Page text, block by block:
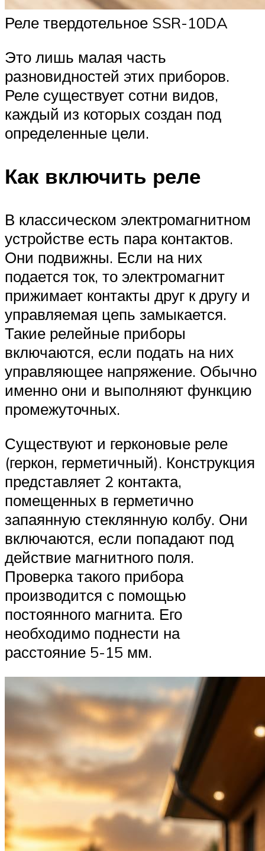
Реле твердотельное SSR-10DA
Это лишь малая часть
разновидностей этих приборов.
Реле существует сотни видов,
каждый из которых создан под
определенные цели.
Как включить реле
В классическом электромагнитном
устройстве есть пара контактов.
Они подвижны. Если на них
подается ток, то электромагнит
прижимает контакты друг к другу и
управляемая цепь замыкается.
Такие релейные приборы
включаются, если подать на них
управляющее напряжение. Обычно
именно они и выполняют функцию
промежуточных.
Существуют и герконовые реле
(геркон, герметичный). Конструкция
представляет 2 контакта,
помещенных в герметично
запаянную стеклянную колбу. Они
включаются, если попадают под
действие магнитного поля.
Проверка такого прибора
производится с помощью
постоянного магнита. Его
необходимо поднести на
расстояние 5-15 мм.